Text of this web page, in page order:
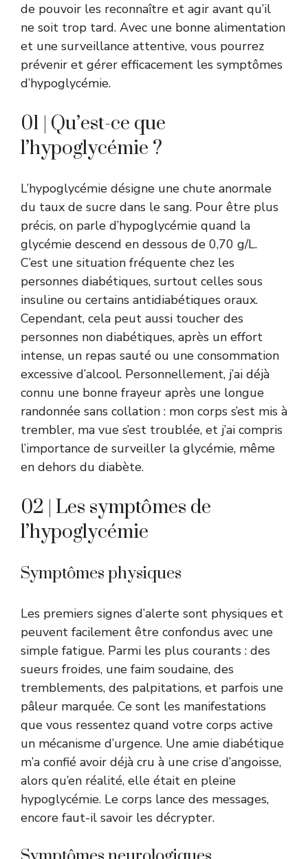
de pouvoir les reconnaître et agir avant qu’il
ne soit trop tard. Avec une bonne alimentation
et une surveillance attentive, vous pourrez
prévenir et gérer efficacement les symptômes
d’hypoglycémie.
01 | Qu’est-ce que
l’hypoglycémie ?
L’hypoglycémie désigne une chute anormale
du taux de sucre dans le sang. Pour être plus
précis, on parle d’hypoglycémie quand la
glycémie descend en dessous de 0,70 g/L.
C’est une situation fréquente chez les
personnes diabétiques, surtout celles sous
insuline ou certains antidiabétiques oraux.
Cependant, cela peut aussi toucher des
personnes non diabétiques, après un effort
intense, un repas sauté ou une consommation
excessive d’alcool. Personnellement, j’ai déjà
connu une bonne frayeur après une longue
randonnée sans collation : mon corps s’est mis à
trembler, ma vue s’est troublée, et j’ai compris
l’importance de surveiller la glycémie, même
en dehors du diabète.
02 | Les symptômes de
l’hypoglycémie
Symptômes physiques
Les premiers signes d’alerte sont physiques et
peuvent facilement être confondus avec une
simple fatigue. Parmi les plus courants : des
sueurs froides, une faim soudaine, des
tremblements, des palpitations, et parfois une
pâleur marquée. Ce sont les manifestations
que vous ressentez quand votre corps active
un mécanisme d’urgence. Une amie diabétique
m’a confié avoir déjà cru à une crise d’angoisse,
alors qu’en réalité, elle était en pleine
hypoglycémie. Le corps lance des messages,
encore faut-il savoir les décrypter.